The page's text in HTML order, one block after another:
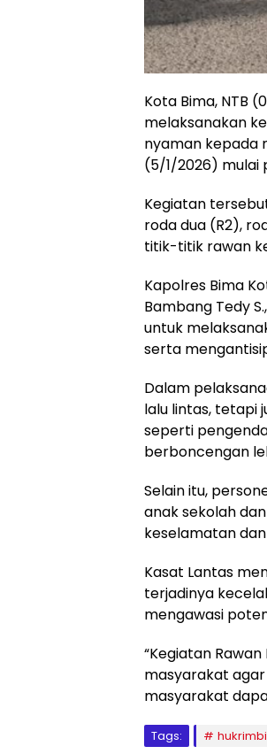
Kota Bima, NTB
melaksanakan
nyaman kepada
(5/1/2026) mulai
Kegiatan
roda dua (R2),
titik-titik rawan
Kapolres Bima
Bambang Tedy
untuk
serta
Dalam
lalu lintas, tetapi
seperti
berboncengan
Selain itu,
anak sekolah
keselamatan
Kasat Lantas
terjadinya
mengawasi
“Kegiatan
masyarakat
masyarakat
Tags: